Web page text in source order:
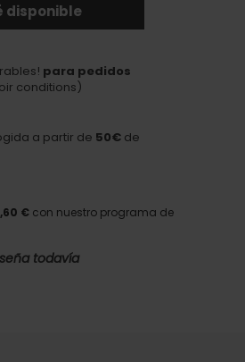
disponible
para pedidos
conditions)
a partir de 50€ de
€ con nuestro programa de
todavía